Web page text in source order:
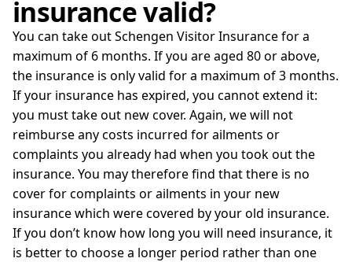
insurance valid?
You can take out Schengen Visitor Insurance for a
maximum of 6 months. If you are aged 80 or above,
the insurance is only valid for a maximum of 3 months.
If your insurance has expired, you cannot extend it:
you must take out new cover. Again, we will not
reimburse any costs incurred for ailments or
complaints you already had when you took out the
insurance. You may therefore find that there is no
cover for complaints or ailments in your new
insurance which were covered by your old insurance.
If you don’t know how long you will need insurance, it
is better to choose a longer period rather than one